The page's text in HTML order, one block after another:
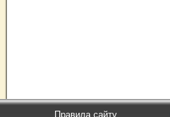
Правила сайту